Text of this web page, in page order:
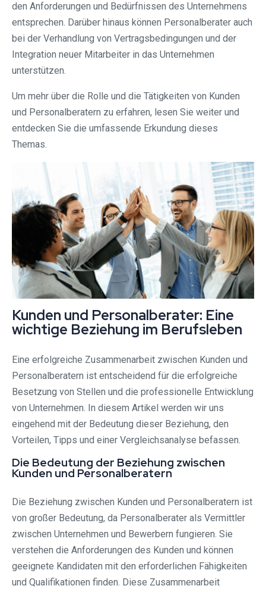
den Anforderungen und Bedürfnissen des Unternehmens
entsprechen. Darüber hinaus können Personalberater auch
bei der Verhandlung von Vertragsbedingungen und der
Integration neuer Mitarbeiter in das Unternehmen
unterstützen.
Um mehr über die Rolle und die Tätigkeiten von Kunden
und Personalberatern zu erfahren, lesen Sie weiter und
entdecken Sie die umfassende Erkundung dieses
Themas.
Kunden und Personalberater: Eine
wichtige Beziehung im Berufsleben
Eine erfolgreiche Zusammenarbeit zwischen Kunden und
Personalberatern ist entscheidend für die erfolgreiche
Besetzung von Stellen und die professionelle Entwicklung
von Unternehmen. In diesem Artikel werden wir uns
eingehend mit der Bedeutung dieser Beziehung, den
Vorteilen, Tipps und einer Vergleichsanalyse befassen.
Die Bedeutung der Beziehung zwischen
Kunden und Personalberatern
Die Beziehung zwischen Kunden und Personalberatern ist
von großer Bedeutung, da Personalberater als Vermittler
zwischen Unternehmen und Bewerbern fungieren. Sie
verstehen die Anforderungen des Kunden und können
geeignete Kandidaten mit den erforderlichen Fähigkeiten
und Qualifikationen finden. Diese Zusammenarbeit